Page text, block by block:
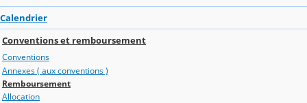
Calendrier
Conventions et remboursement
Conventions
Annexes ( aux conventions )
Remboursement
Allocation